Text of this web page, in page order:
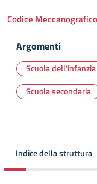
Codice
Argomenti
Scuola dell'infanzia
Scuola secondaria
Indice della struttura